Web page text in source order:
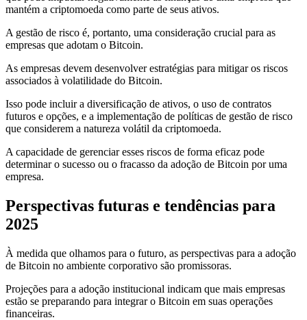
mantém a criptomoeda como parte de seus ativos.
A gestão de risco é, portanto, uma consideração crucial para as
empresas que adotam o Bitcoin.
As empresas devem desenvolver estratégias para mitigar os riscos
associados à volatilidade do Bitcoin.
Isso pode incluir a diversificação de ativos, o uso de contratos
futuros e opções, e a implementação de políticas de gestão de risco
que considerem a natureza volátil da criptomoeda.
A capacidade de gerenciar esses riscos de forma eficaz pode
determinar o sucesso ou o fracasso da adoção de Bitcoin por uma
empresa.
Perspectivas futuras e tendências para
2025
À medida que olhamos para o futuro, as perspectivas para a adoção
de Bitcoin no ambiente corporativo são promissoras.
Projeções para a adoção institucional indicam que mais empresas
estão se preparando para integrar o Bitcoin em suas operações
financeiras.